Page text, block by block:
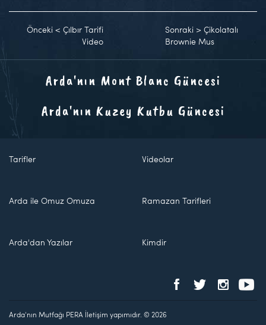
Önceki < Çılbır Tarifi
Video
Sonraki >Çikolatalı
Brownie Mus
Arda'nın Mont Blanc Güncesi
Arda'nın Kuzey Kutbu Güncesi
Tarifler Videolar
Arda ile Omuz Omuza Ramazan Tarifleri
Arda'dan Yazılar Kimdir
Arda'nın Mutfağı PERA İletişim yapımıdır. © 2026